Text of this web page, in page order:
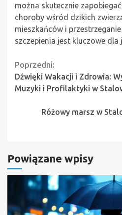
można skutecznie
choroby wśród dzikich
mieszkańców i
szczepienia jest kluczowe dla
Continue
Reading
Poprzedni:
Dźwięki Wakacji i Zdrowia:
Muzyki i Profilaktyki w
Różowy marsz w
Powiązane wpisy